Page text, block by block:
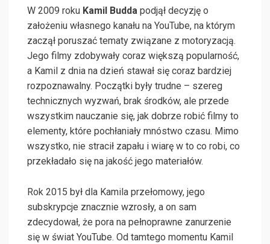
W 2009 roku Kamil Budda podjął decyzję o
założeniu własnego kanału na YouTube, na którym
zaczął poruszać tematy związane z motoryzacją.
Jego filmy zdobywały coraz większą popularność,
a Kamil z dnia na dzień stawał się coraz bardziej
rozpoznawalny. Początki były trudne – szereg
technicznych wyzwań, brak środków, ale przede
wszystkim nauczanie się, jak dobrze robić filmy to
elementy, które pochłaniały mnóstwo czasu. Mimo
wszystko, nie stracił zapału i wiarę w to co robi, co
przekładało się na jakość jego materiałów.
Rok 2015 był dla Kamila przełomowy, jego
subskrypcje znacznie wzrosły, a on sam
zdecydował, że pora na pełnoprawne zanurzenie
się w świat YouTube. Od tamtego momentu Kamil